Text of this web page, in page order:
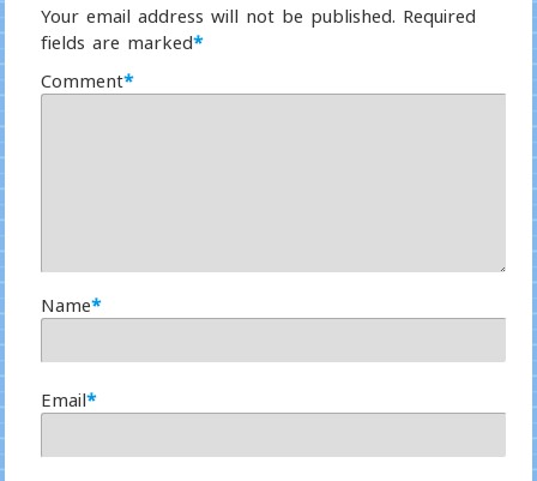
Your email address will not be published. Required
fields are marked*
Comment*
Name*
Email*